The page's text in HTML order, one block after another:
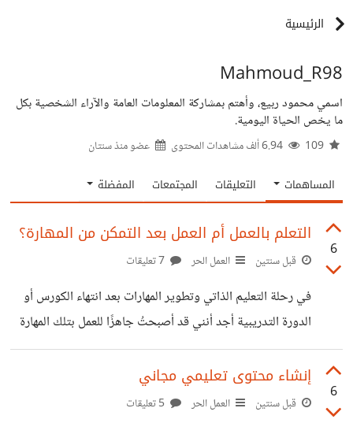
الرئيسية
Mahmoud_R98
اسمي محمود ربيع، وأهتم بمشاركة المعلومات العامة والآراء الشخصية بكل
ما يخص الحياة اليومية.
عضو منذسنتان
المساهمات التعليقات المجتمعات المفضلة
6
التعلم بالعمل أم العمل بعد التمكن من المهارة؟
قبل سنتين العمل الحر
في رحلة التعليم الذاتي وتطوير المهارات بعد انتهاء الكورس أو
الدورة التدريبية أجد أنني قد أصبحتُ جاهزًا للعمل بتلك المهارة
الجديدة، بل وأجد بعض العملاء المحتملين أمامي على مواقع
العمل الحر أو على السوشيال ميديا، أتحمس للعرض عليهم، ولكن
بعد قليل من البحث عن بعض المشاريع المنفّذة في المجال الذي
6
إنشاء محتوى تعليمي مجاني
قبل سنتين العمل الحر